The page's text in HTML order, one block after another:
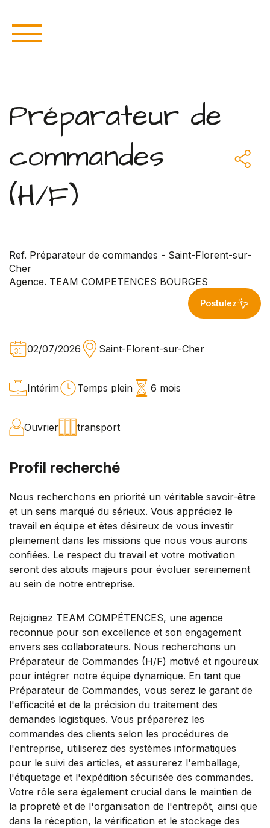
Préparateur de
commandes
(H/F)
Ref. Préparateur de commandes - Saint-Florent-sur-
Cher
Agence. TEAM COMPETENCES BOURGES
Postulez
02/07/2026 Saint-Florent-sur-Cher
Intérim Temps plein 6 mois
Ouvrier transport
Profil recherché
Nous recherchons en priorité un véritable savoir-être
et un sens marqué du sérieux. Vous appréciez le
travail en équipe et êtes désireux de vous investir
pleinement dans les missions que nous vous aurons
confiées. Le respect du travail et votre motivation
seront des atouts majeurs pour évoluer sereinement
au sein de notre entreprise.
Rejoignez TEAM COMPÉTENCES, une agence
reconnue pour son excellence et son engagement
envers ses collaborateurs. Nous recherchons un
Préparateur de Commandes (H/F) motivé et rigoureux
pour intégrer notre équipe dynamique. En tant que
Préparateur de Commandes, vous serez le garant de
l'efficacité et de la précision du traitement des
demandes logistiques. Vous préparerez les
commandes des clients selon les procédures de
l'entreprise, utiliserez des systèmes informatiques
pour le suivi des articles, et assurerez l'emballage,
l'étiquetage et l'expédition sécurisée des commandes.
Votre rôle sera également crucial dans le maintien de
la propreté et de l'organisation de l'entrepôt, ainsi que
dans la réception, la vérification et le stockage des